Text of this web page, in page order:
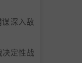
深入敌
定性战